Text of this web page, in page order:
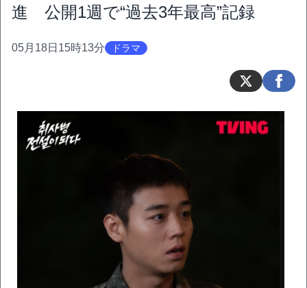
進 公開1週で“過去3年最高”記録
05月18日15時13分 ドラマ